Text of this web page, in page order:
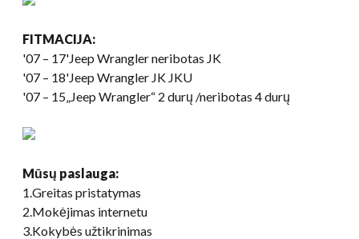
FITMACIJA:
'07 – 17'Jeep Wrangler neribotas JK
'07 – 18'Jeep Wrangler JK JKU
'07 – 15„Jeep Wrangler“ 2 durų /neribotas 4 durų
Mūsų paslauga:
1.Greitas pristatymas
2.Mokėjimas internetu
3.Kokybės užtikrinimas